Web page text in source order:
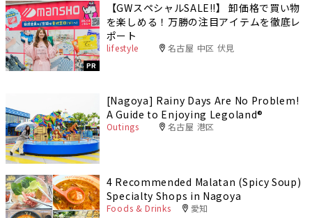
PR
【GWスペシャルSALE‼︎】 卸価格で買い物
を楽しめる！万勝の注目アイテムを徹底レ
ポート
lifestyle 名古屋 中区 伏見
[Nagoya] Rainy Days Are No Problem!
A Guide to Enjoying Legoland®️
Outings 名古屋 港区
4 Recommended Malatan (Spicy Soup)
Specialty Shops in Nagoya
Foods & Drinks 愛知